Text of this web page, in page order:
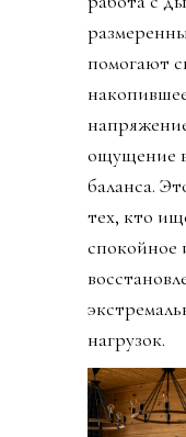
помогают
ощущение
баланса.
тех, кто
спокойное
нагрузок.